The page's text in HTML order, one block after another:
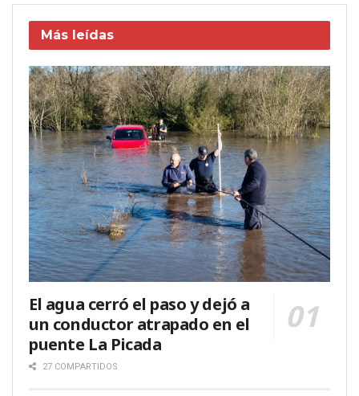
Más leídas
El agua cerró el paso y dejó a
un conductor atrapado en el
puente La Picada
27 COMPARTIDOS